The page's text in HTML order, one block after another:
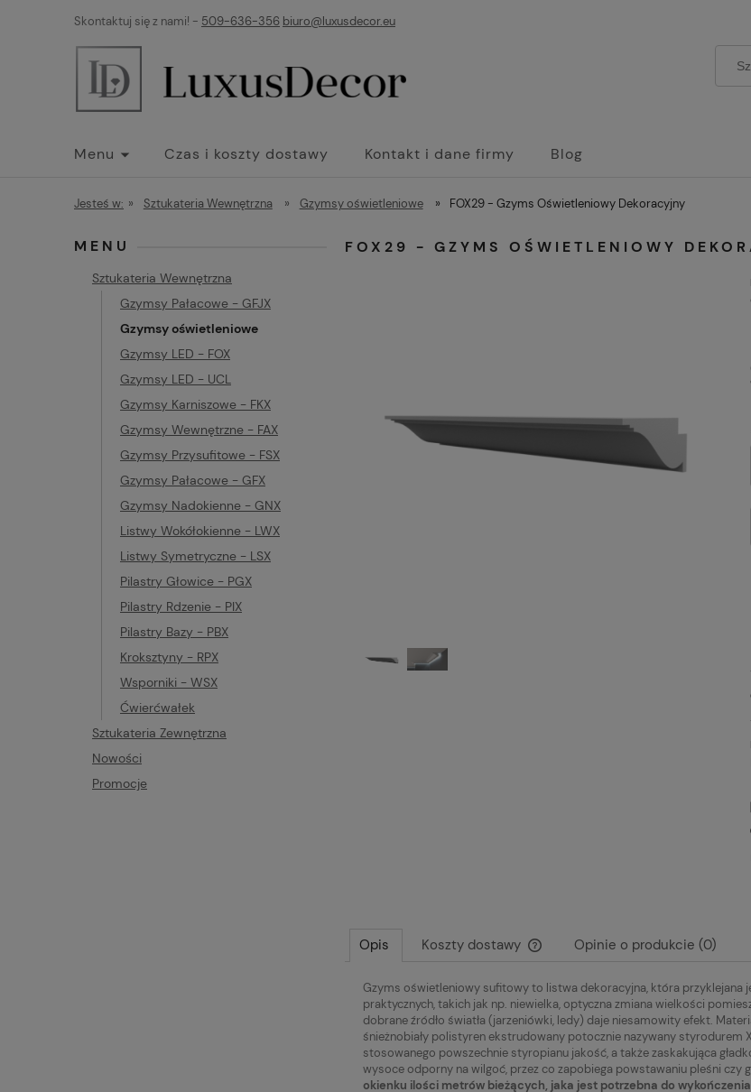
Skontaktuj się z nami! - 509-636-356 biuro@luxusdecor.eu
Menu Czas i koszty dostawy Kontakt i dane firmy Blog
Jesteś w: » Sztukateria Wewnętrzna » Gzymsy oświetleniowe » FOX29 - Gzyms Oświetleniowy Dekoracyjny
MENU
Sztukateria Wewnętrzna
Gzymsy Pałacowe - GFJX
Gzymsy oświetleniowe
Gzymsy LED - FOX
Gzymsy LED - UCL
Gzymsy Karniszowe - FKX
Gzymsy Wewnętrzne - FAX
Gzymsy Przysufitowe - FSX
Gzymsy Pałacowe - GFX
Gzymsy Nadokienne - GNX
Listwy Wokółokienne - LWX
Listwy Symetryczne - LSX
Pilastry Głowice - PGX
Pilastry Rdzenie - PIX
Pilastry Bazy - PBX
Kroksztyny - RPX
Wsporniki - WSX
Ćwierćwałek
Sztukateria Zewnętrzna
Nowości
Promocje
FOX29 - GZYMS OŚWIETLENIOWY
Opis Koszty dostawy
Cena nie zawiera ewentualnych
płatności
Opinie o produkcie (0)
Gzyms oświetleniowy sufitowy to listwa dekoracyjna, która przyklejana
praktycznych, takich jak np. niewielka, optyczna zmiana wielkości
dobrane źródło światła (jarzeniówki, ledy) daje niesamowity efekt.
śnieżnobiały polistyren ekstrudowany potocznie nazywany styrodurem
stosowanego powszechnie styropianu jakość, a także zaskakująca
wysoce odporny na wilgoć, przez co zapobiega powstawaniu pleśni czy
okienku ilości metrów bieżących, jaka jest potrzebna do